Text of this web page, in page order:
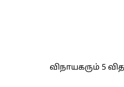
விநாயகரும் 5